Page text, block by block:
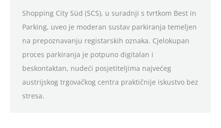
Shopping City Süd (SCS), u suradnji s tvrtkom Best in
Parking, uveo je moderan sustav parkiranja temeljen
na prepoznavanju registarskih oznaka. Cjelokupan
proces parkiranja je potpuno digitalan i
beskontaktan, nudeći posjetiteljima najvećeg
austrijskog trgovačkog centra praktičnije iskustvo bez
stresa.